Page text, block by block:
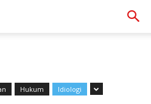
Hukum Idiologi